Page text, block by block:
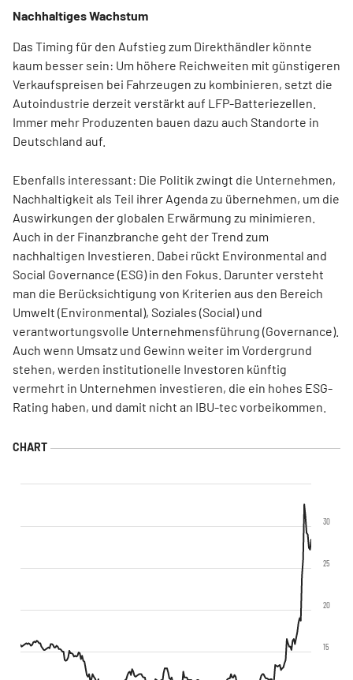
Nachhaltiges Wachstum
Das Timing für den Aufstieg zum Direkthändler könnte
kaum besser sein: Um höhere Reichweiten mit günstigeren
Verkaufspreisen bei Fahrzeugen zu kombinieren, setzt die
Autoindustrie derzeit verstärkt auf LFP-Batteriezellen.
Immer mehr Produzenten bauen dazu auch Standorte in
Deutschland auf.
Ebenfalls interessant: Die Politik zwingt die Unternehmen,
Nachhaltigkeit als Teil ihrer Agenda zu übernehmen, um die
Auswirkungen der globalen Erwärmung zu minimieren.
Auch in der Finanzbranche geht der Trend zum
nachhaltigen Investieren. Dabei rückt Environmental and
Social Governance (ESG) in den Fokus. Darunter versteht
man die Berücksichtigung von Kriterien aus den Bereich
Umwelt (Environmental), Soziales (Social) und
verantwortungsvolle Unternehmensführung (Governance).
Auch wenn Umsatz und Gewinn weiter im Vordergrund
stehen, werden institutionelle Investoren künftig
vermehrt in Unternehmen investieren, die ein hohes ESG-
Rating haben, und damit nicht an IBU-tec vorbeikommen.
15
20
25
30